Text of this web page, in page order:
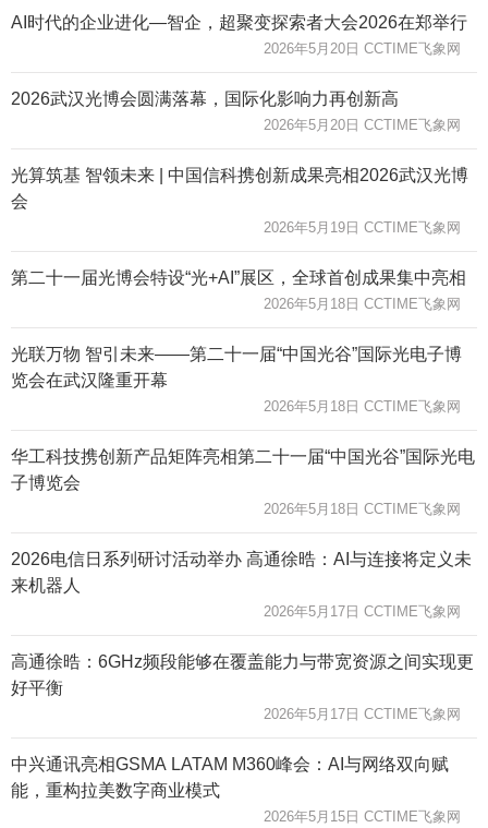
AI时代的企业进化—智企，超聚变探索者大会2026在郑举行
2026年5月20日 CCTIME飞象网
2026武汉光博会圆满落幕，国际化影响力再创新高
2026年5月20日 CCTIME飞象网
光算筑基 智领未来 | 中国信科携创新成果亮相2026武汉光博
会
2026年5月19日 CCTIME飞象网
第二十一届光博会特设“光+AI”展区，全球首创成果集中亮相
2026年5月18日 CCTIME飞象网
光联万物 智引未来——第二十一届“中国光谷”国际光电子博
览会在武汉隆重开幕
2026年5月18日 CCTIME飞象网
华工科技携创新产品矩阵亮相第二十一届“中国光谷”国际光电
子博览会
2026年5月18日 CCTIME飞象网
2026电信日系列研讨活动举办 高通徐晧：AI与连接将定义未
来机器人
2026年5月17日 CCTIME飞象网
高通徐晧：6GHz频段能够在覆盖能力与带宽资源之间实现更
好平衡
2026年5月17日 CCTIME飞象网
中兴通讯亮相GSMA LATAM M360峰会：AI与网络双向赋
能，重构拉美数字商业模式
2026年5月15日 CCTIME飞象网